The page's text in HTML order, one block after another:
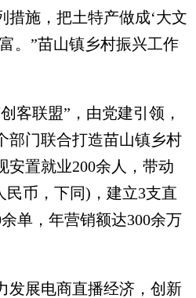
措施，把土特产做成‘大文
。”苗山镇乡村振兴工作
联盟”，由党建引领，
部门联合打造苗山镇乡村
安置就业200余人，带动
民币，下同)，建立3支直
单，年营销额达300余万
展电商直播经济，创新